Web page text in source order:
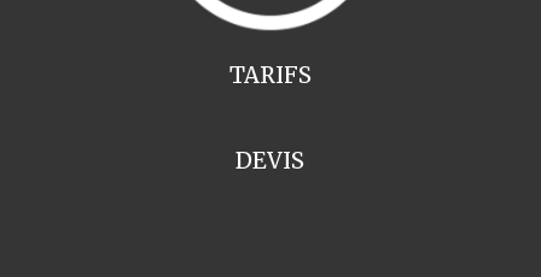
TARIFS
DEVIS